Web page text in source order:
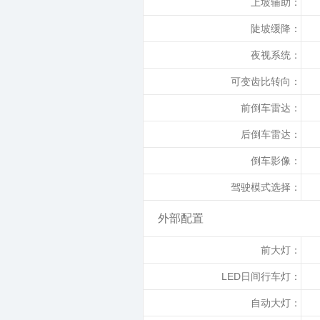
陡坡缓降：
夜视系统：
可变齿比转向：
前倒车雷达：
后倒车雷达：
倒车影像：
驾驶模式选择：
外部配置
前大灯：
LED日间行车灯：
自动大灯：